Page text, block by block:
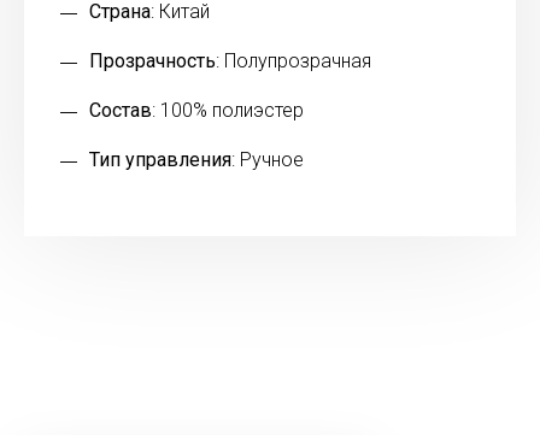
Страна: Китай
Прозрачность: Полупрозрачная
Состав: 100% полиэстер
Тип управления: Ручное